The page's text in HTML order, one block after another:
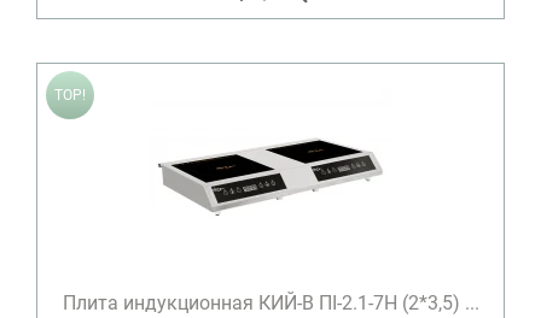
TOP!
Плита индукционная КИЙ-В ПІ-2.1-7Н (2*3,5) ...